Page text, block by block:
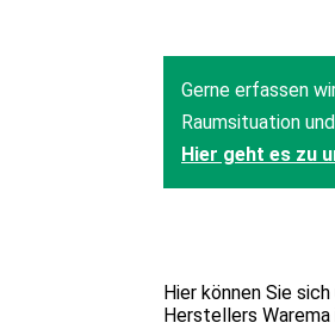
Hier können Sie
Herstellers